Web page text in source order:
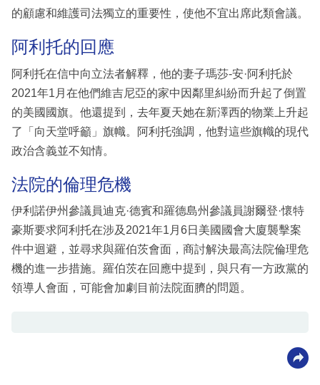
的顧慮和維護司法獨立的重要性，使他不宜出席此類會議。
阿利托的回應
阿利托在信中向立法者解釋，他的妻子瑪莎-安·阿利托於
2021年1月在他們維吉尼亞的家中因鄰里糾紛而升起了倒置
的美國國旗。他還提到，去年夏天她在新澤西的物業上升起
了「向天堂呼籲」旗幟。阿利托強調，他對這些旗幟的現代
政治含義並不知情。
法院的倫理危機
伊利諾伊州參議員迪克·德賓和羅德島州參議員謝爾登·懷特
豪斯要求阿利托在涉及2021年1月6日美國國會大廈襲擊案
件中迴避，並尋求與羅伯茨會面，商討解決最高法院倫理危
機的進一步措施。羅伯茨在回應中提到，與只有一方政黨的
領導人會面，可能會加劇目前法院面臍的問題。